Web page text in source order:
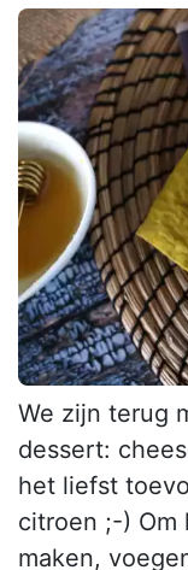
We zijn terug
dessert:
het liefst
citroen ;-) Om
maken,